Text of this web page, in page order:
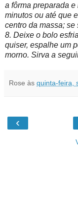
a fôrma preparada
minutos ou até que
centro da massa; se
8. Deixe o bolo
quiser, espalhe um
morno. Sirva a
Rose às quinta-feira,
‹